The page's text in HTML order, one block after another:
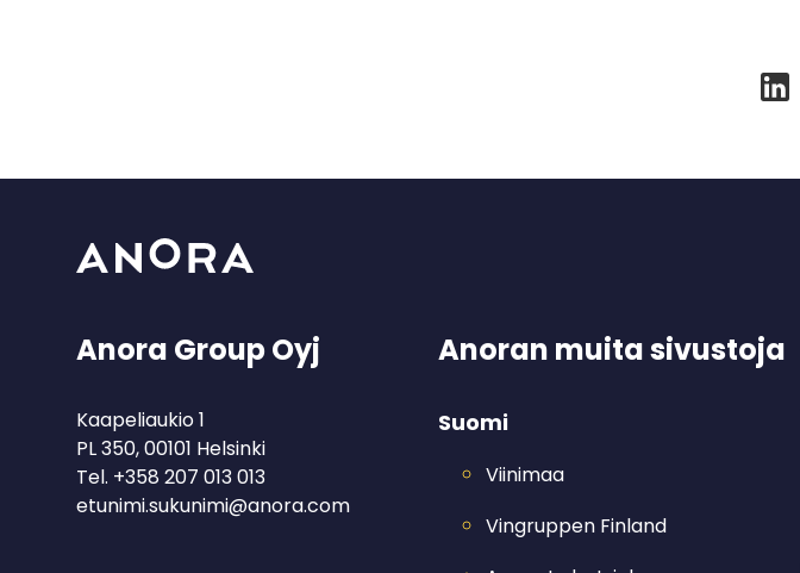
Anora Group Oyj
Kaapeliaukio 1
PL 350, 00101 Helsinki
Tel. +358 207 013 013
etunimi.sukunimi@anora.com
Anoran muita sivustoja
Suomi
Viinimaa
Vingruppen Finland